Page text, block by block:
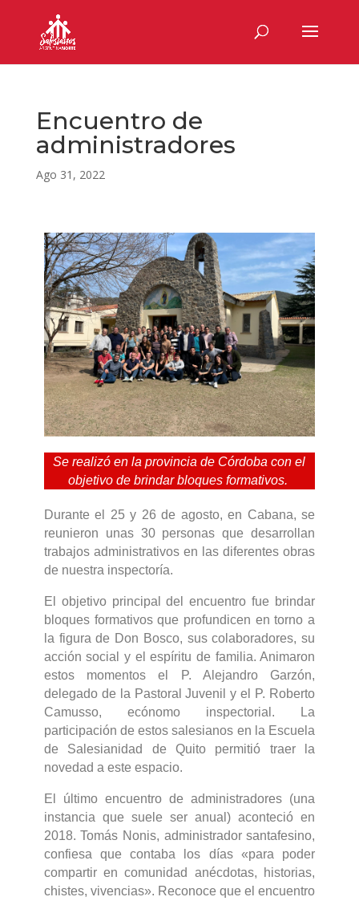
Encuentro de
administradores
Ago 31, 2022
Se realizó en la provincia de Córdoba con el
objetivo de brindar bloques formativos.
Durante el 25 y 26 de agosto, en Cabana, se
reunieron unas 30 personas que desarrollan
trabajos administrativos en las diferentes obras
de nuestra inspectoría.
El objetivo principal del encuentro fue brindar
bloques formativos que profundicen en torno a
la figura de Don Bosco, sus colaboradores, su
acción social y el espíritu de familia. Animaron
estos momentos el P. Alejandro Garzón,
delegado de la Pastoral Juvenil y el P. Roberto
Camusso, ecónomo inspectorial. La
participación de estos salesianos en la Escuela
de Salesianidad de Quito permitió traer la
novedad a este espacio.
El último encuentro de administradores (una
instancia que suele ser anual) aconteció en
2018. Tomás Nonis, administrador santafesino,
confiesa que contaba los días «para poder
compartir en comunidad anécdotas, historias,
chistes, vivencias». Reconoce que el encuentro